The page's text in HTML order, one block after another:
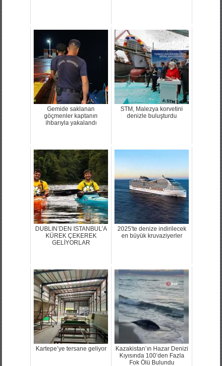
Gemide saklanan
göçmenler kaptanın
ihbarıyla yakalandı
STM, Malezya korvetini
denizle buluşturdu
DUBLIN’DEN ISTANBUL’A
KÜREK ÇEKEREK
GELİYORLAR
2025'te denize indirilecek
en büyük kruvaziyerler
Kartepe’ye tersane geliyor
Kazakistan’ın Hazar Denizi
Kıyısında 100’den Fazla
Fok Ölü Bulundu